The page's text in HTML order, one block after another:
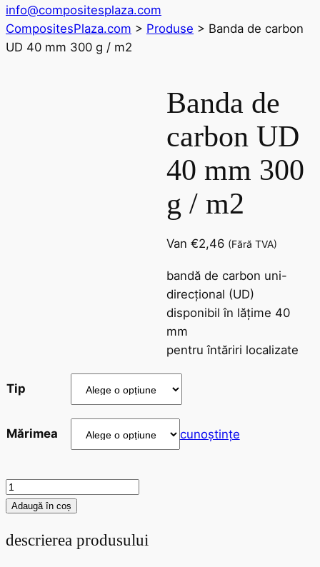
info@compositesplaza.com
CompositesPlaza.com > Produse > Banda de carbon
UD 40 mm 300 g / m2
Banda de
carbon UD
40 mm 300
g / m2
Van €2,46 (Fără TVA)
bandă de carbon uni-
direcțional (UD)
disponibil în lățime 40
mm
pentru întăriri localizate
Tip
Mărimea cunoștințe
Bandă
din
de
Adaugă în coș
descrierea produsului